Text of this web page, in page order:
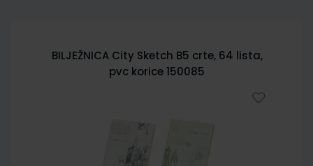
BILJEŽNICA City Sketch B5 crte, 64 lista,
pvc korice 150085